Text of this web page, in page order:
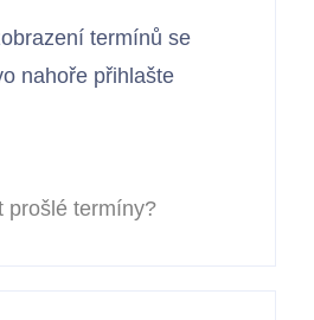
termínů se
nahoře přihlašte
prošlé termíny?